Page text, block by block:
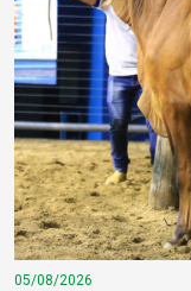
05/08/2026